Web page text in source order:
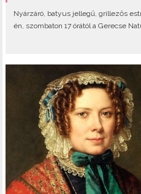
Nyárzáró, batyus jellegű, grillezős
én, szombaton 17 órától a Gerecse